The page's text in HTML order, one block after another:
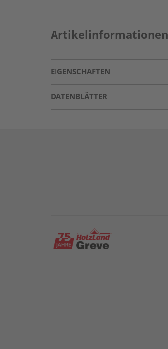
Artikelinformationen
EIGENSCHAFTEN
DATENBLÄTTER